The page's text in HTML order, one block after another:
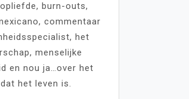
burn-outs,
commentaar
het
menselijke
en nou ja…over het
het leven is.